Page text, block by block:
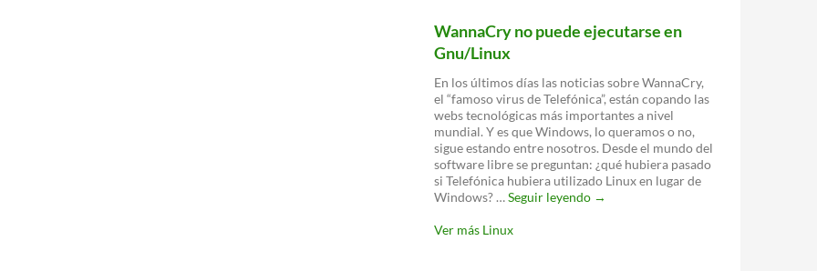
Linux
protegidas
contra
error
seguridad
WPA2
WannaCry no puede ejecutarse en
Gnu/Linux
En los últimos días las noticias sobre WannaCry,
el “famoso virus de Telefónica”, están copando las
webs tecnológicas más importantes a nivel
mundial. Y es que Windows, lo queramos o no,
sigue estando entre nosotros. Desde el mundo del
software libre se preguntan: ¿qué hubiera pasado
si Telefónica hubiera utilizado Linux en lugar de
Windows? …Seguir leyendo WannaCry
→
Ver más Linux